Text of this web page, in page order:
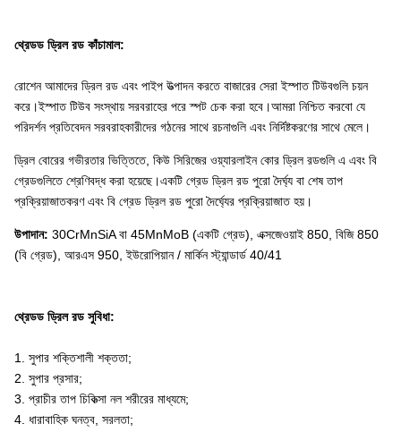
থ্রেডড ড্রিল রড কাঁচামাল:
রোশেন আমাদের ড্রিল রড এবং পাইপ উত্পাদন করতে বাজারের সেরা ইস্পাত টিউবগুলি চয়ন
করে।ইস্পাত টিউব সংস্থায় সরবরাহের পরে স্পট চেক করা হবে।আমরা নিশ্চিত করবো যে
পরিদর্শন প্রতিবেদন সরবরাহকারীদের গঠনের সাথে রচনাগুলি এবং নির্দিষ্টকরণের সাথে মেলে।
ড্রিল বোরের গভীরতার ভিত্তিতে, কিউ সিরিজের ওয়্যারলাইন কোর ড্রিল রডগুলি এ এবং বি
গ্রেডগুলিতে শ্রেণিবদ্ধ করা হয়েছে।একটি গ্রেড ড্রিল রড পুরো দৈর্ঘ্য বা শেষ তাপ
প্রক্রিয়াজাতকরণ এবং বি গ্রেড ড্রিল রড পুরো দৈর্ঘ্যের প্রক্রিয়াজাত হয়।
উপাদান: 30CrMnSiA বা 45MnMoB (একটি গ্রেড), এক্সজেওয়াই 850, বিজি 850
(বি গ্রেড), আরএস 950, ইউরোপিয়ান / মার্কিন স্ট্যান্ডার্ড 40/41
থ্রেডড ড্রিল রড সুবিধা:
1. সুপার শক্তিশালী শক্ততা;
2. সুপার প্রসার;
3. প্রাচীর তাপ চিকিত্সা নল শরীরের মাধ্যমে;
4. ধারাবাহিক ঘনত্ব, সরলতা;